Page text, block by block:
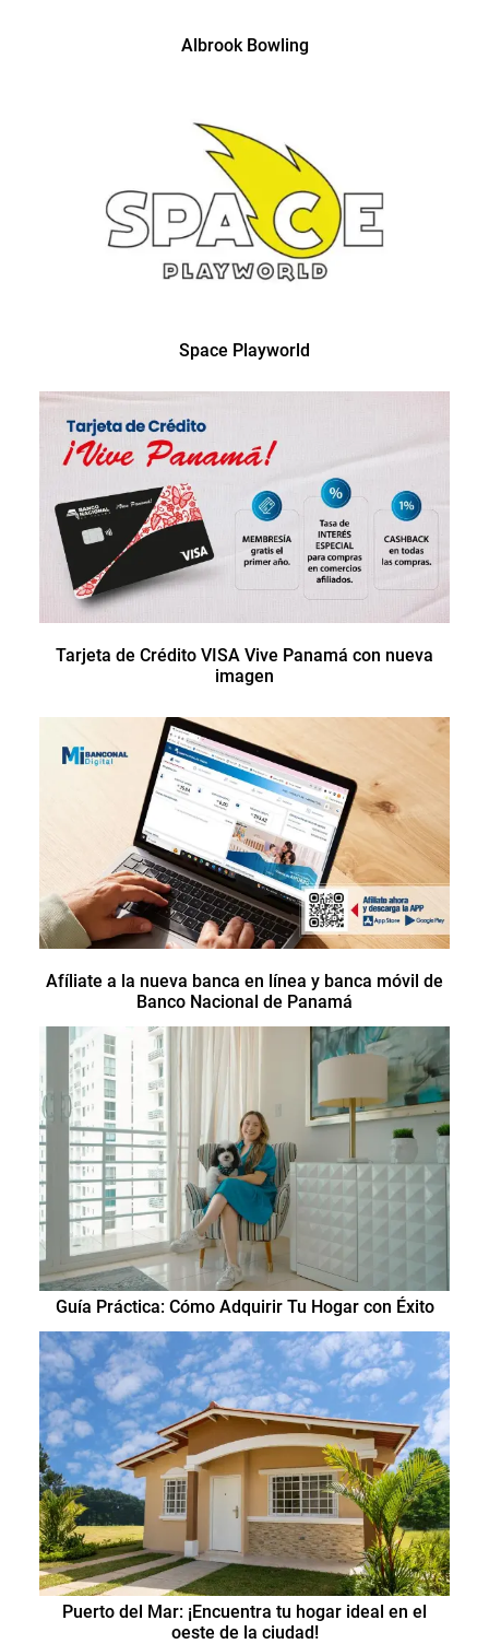
Albrook Bowling
Space Playworld
Tarjeta de Crédito VISA Vive Panamá con nueva
imagen
Afíliate a la nueva banca en línea y banca móvil de
Banco Nacional de Panamá
Guía Práctica: Cómo Adquirir Tu Hogar con Éxito
Puerto del Mar: ¡Encuentra tu hogar ideal en el
oeste de la ciudad!